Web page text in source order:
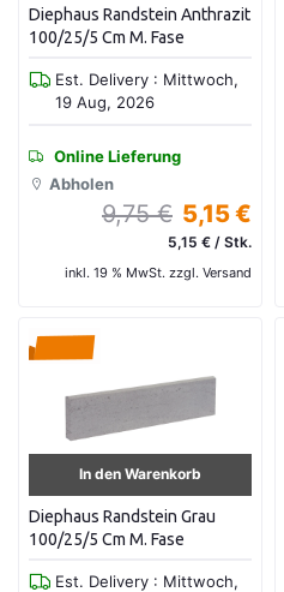
Diephaus Randstein Anthrazit
100/25/5 Cm M. Fase
Est. Delivery : Mittwoch,
19 Aug, 2026
Online Lieferung
Abholen
9,75 € 5,15 €
5,15 € / Stk.
inkl. 19 % MwSt. zzgl. Versand
In den Warenkorb
Diephaus Randstein Grau
100/25/5 Cm M. Fase
Est. Delivery : Mittwoch,